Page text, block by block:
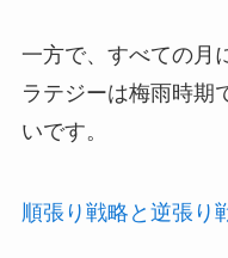
一方で、すべての月
ラテジーは梅雨時期
いです。
順張り戦略と逆張り